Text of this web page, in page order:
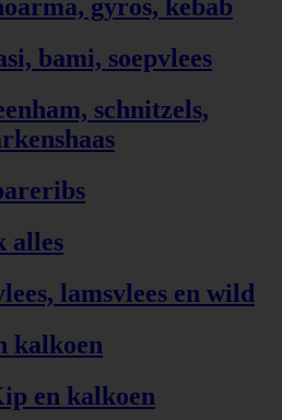
gyros, kebab
bami, soepvlees
schnitzels,
alles
lamsvlees en wild
kalkoen
en kalkoen